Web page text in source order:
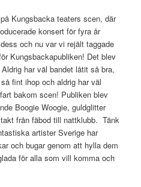
Kungsbacka teaters scen, där
konsert för fyra år
och nu var vi rejält taggade
Kungsbackapubliken! Det blev
har väl bandet låtit så bra,
fint ihop och aldrig har väl
bakom scen! Publiken blev
Boogie Woogie, guldglitter
från fäbod till nattklubb. Tänk
artister Sverige har
och bugar genom att hylla dem
för alla som vill komma och